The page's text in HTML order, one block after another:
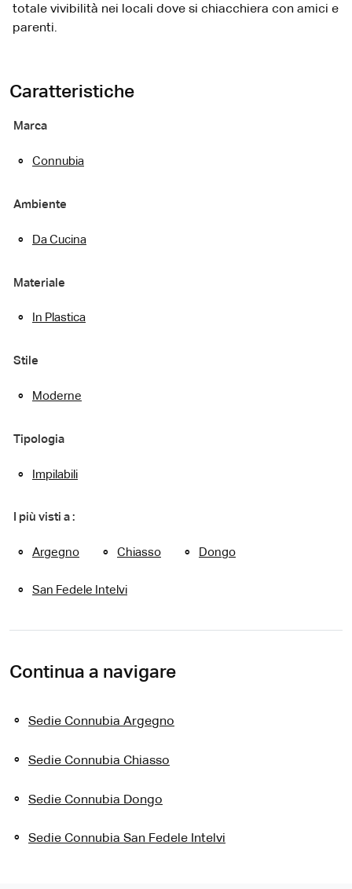
totale vivibilità nei locali dove si chiacchiera con amici e
parenti.
Caratteristiche
Marca
Connubia
Ambiente
Da Cucina
Materiale
In Plastica
Stile
Moderne
Tipologia
Impilabili
I più visti a :
Argegno Chiasso Dongo
San Fedele Intelvi
Continua a navigare
Sedie Connubia Argegno
Sedie Connubia Chiasso
Sedie Connubia Dongo
Sedie Connubia San Fedele Intelvi